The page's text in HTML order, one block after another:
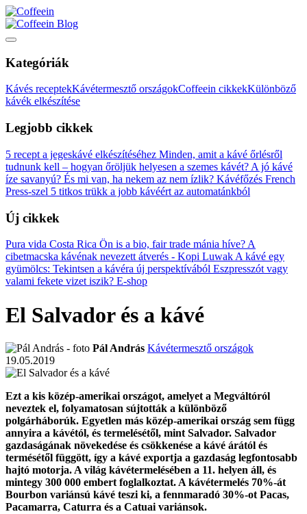
Blog
Kategóriák
Kávés receptekKávétermesztő országokCoffeein cikkekKülönböző
kávék elkészítése
Legjobb cikkek
5 recept a jegeskávé elkészítéséhez Minden, amit a kávé őrlésről
tudnunk kell – hogyan őröljük helyesen a szemes kávét? A jó kávé
íze savanyú? És mi van, ha nekem az nem ízlik? Kávéfőzés French
Press-szel 5 titkos trükk a jobb kávéért az automatánkból
Új cikkek
Pura vida Costa Rica Ön is a bio, fair trade mánia híve? A
cibetmacska kávénak nevezett átverés - Kopi Luwak A kávé egy
gyümölcs: Tekintsen a kávéra új perspektívából Eszpresszót vagy
valami fekete vizet iszik? E-shop
El Salvador és a kávé
Pál András Kávétermesztő országok
19.05.2019
Ezt a kis közép-amerikai országot, amelyet a Megváltóról
neveztek el, folyamatosan sújtották a különböző
polgárháborúk. Egyetlen más közép-amerikai ország sem függ
annyira a kávétól, és termelésétől, mint Salvador. Salvador
gazdaságának növekedése és csökkenése a kávé árától és
termésétől függött, így a kávé exportja a gazdaság legfontosabb
hajtó motorja. A világ kávétermelésében a 11. helyen áll, és
mintegy 300 000 embert foglalkoztat. A kávétermelés 70%-át
Bourbon variánsú kávé teszi ki, a fennmaradó 30%-ot Pacas,
Pacamarra, Caturra és a Catuai variánsok.